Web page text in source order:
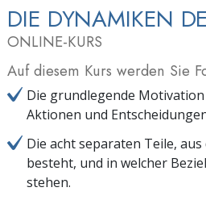
DIE DYNAMIKEN
ONLINE-KURS
Auf diesem Kurs werden Sie
Die grundlegende
Aktionen und
Die acht separaten Teile,
besteht, und in welcher
stehen.